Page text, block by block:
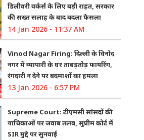
डिलीवरी वर्कर्स के लिए बड़ी राहत, सरकार
की सख्त सलाह के बाद बदला फैसला
14 Jan 2026 - 11:37 AM
Vinod Nagar Firing: दिल्ली के विनोद
नगर में व्यापारी के घर ताबड़तोड़ फायरिंग,
रंगदारी न देने पर बदमाशों का हमला
13 Jan 2026 - 6:57 PM
Supreme Court: टीएमसी सांसदों की
याचिकाओं पर जवाब तलब, सुप्रीम कोर्ट में
SIR मुद्दे पर सुनवाई